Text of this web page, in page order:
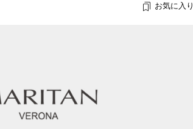
お気に入り